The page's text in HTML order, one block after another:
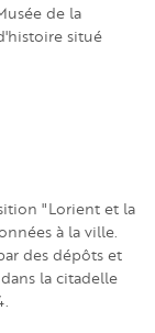
de la
situé
"Lorient et la
à la ville.
des dépôts et
la citadelle